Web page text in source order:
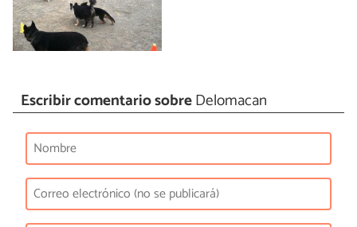
Escribir comentario sobreDelomacan